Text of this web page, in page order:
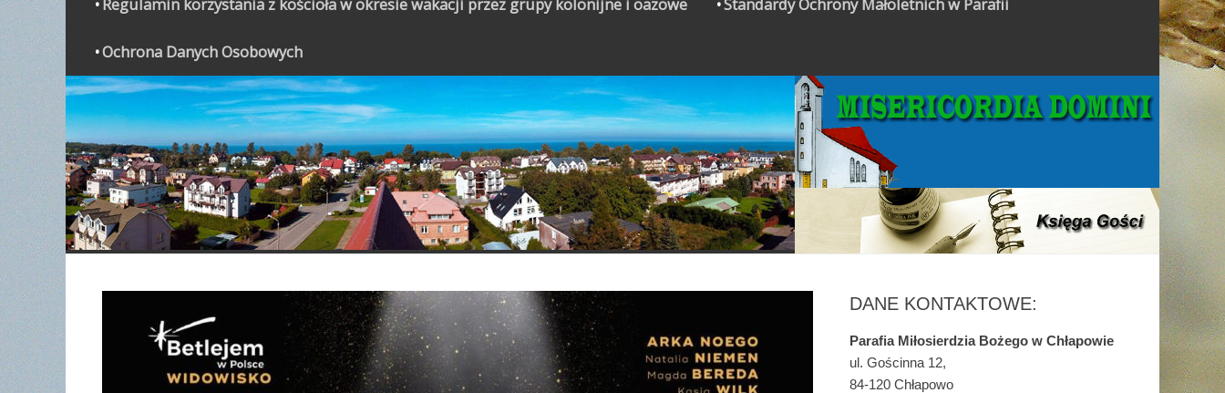
Ochrona Danych Osobowych
WYPOCZYNEK
Gazetka Parafialna
DANE KONTAKTOWE:
Parafia Miłosierdzia Bożego w Chłapowie
ul. Gościnna 12,
84-120 Chłapowo